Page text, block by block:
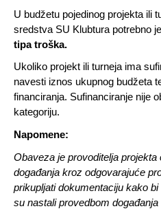
U budžetu pojedinog projekta ili
sredstva SU Klubtura potrebno
tipa troška.
Ukoliko projekt ili turneja ima
navesti iznos ukupnog budžeta
financiranja. Sufinanciranje nije
kategoriju.
Napomene:
Obaveza je provoditelja
događanja kroz odgovarajuće
prikupljati dokumentaciju kako
su nastali provedbom